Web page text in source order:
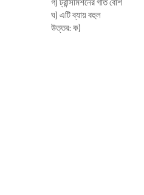
ঘ) এটি ব্যায় বহুল
উত্তর: ক)